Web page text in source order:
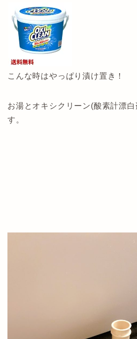
こんな時はやっぱり漬け置き！
お湯とオキシクリーン(酸素計漂
す。